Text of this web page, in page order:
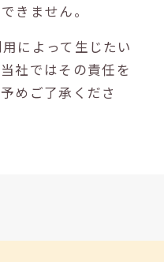
きません。
によって生じたい
社ではその責任を
めご了承くださ